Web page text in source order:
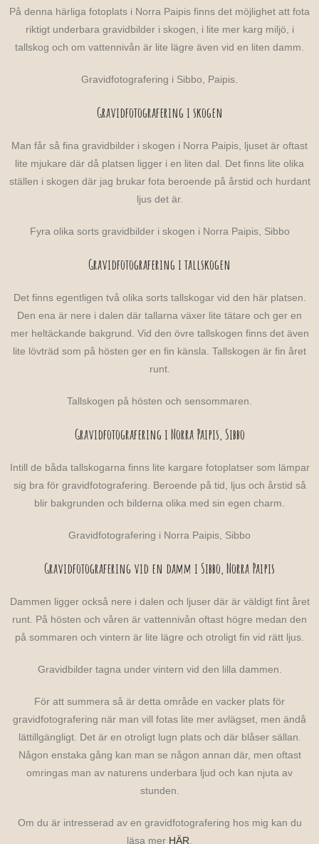
På denna härliga fotoplats i Norra Paipis finns det möjlighet att fota
riktigt underbara gravidbilder i skogen, i lite mer karg miljö, i
tallskog och om vattennivån är lite lägre även vid en liten damm.
Gravidfotografering i Sibbo, Paipis.
Gravidfotografering i skogen
Man får så fina gravidbilder i skogen i Norra Paipis, ljuset är oftast
lite mjukare där då platsen ligger i en liten dal. Det finns lite olika
ställen i skogen där jag brukar fota beroende på årstid och hurdant
ljus det är.
Fyra olika sorts gravidbilder i skogen i Norra Paipis, Sibbo
Gravidfotografering i tallskogen
Det finns egentligen två olika sorts tallskogar vid den här platsen.
Den ena är nere i dalen där tallarna växer lite tätare och ger en
mer heltäckande bakgrund. Vid den övre tallskogen finns det även
lite lövträd som på hösten ger en fin känsla. Tallskogen är fin året
runt.
Tallskogen på hösten och sensommaren.
Gravidfotografering i Norra Paipis, Sibbo
Intill de båda tallskogarna finns lite kargare fotoplatser som lämpar
sig bra för gravidfotografering. Beroende på tid, ljus och årstid så
blir bakgrunden och bilderna olika med sin egen charm.
Gravidfotografering i Norra Paipis, Sibbo
Gravidfotografering vid en damm i Sibbo, Norra Paipis
Dammen ligger också nere i dalen och ljuser där är väldigt fint året
runt. På hösten och våren är vattennivån oftast högre medan den
på sommaren och vintern är lite lägre och otroligt fin vid rätt ljus.
Gravidbilder tagna under vintern vid den lilla dammen.
För att summera så är detta område en vacker plats för
gravidfotografering när man vill fotas lite mer avlägset, men ändå
lättillgängligt. Det är en otroligt lugn plats och där blåser sällan.
Någon enstaka gång kan man se någon annan där, men oftast
omringas man av naturens underbara ljud och kan njuta av
stunden.
Om du är intresserad av en gravidfotografering hos mig kan du
läsa mer HÄR